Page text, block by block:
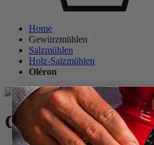
Home
Gewürzmühlen
Salzmühlen
Holz-Salzmühlen
Oléron
Oléron